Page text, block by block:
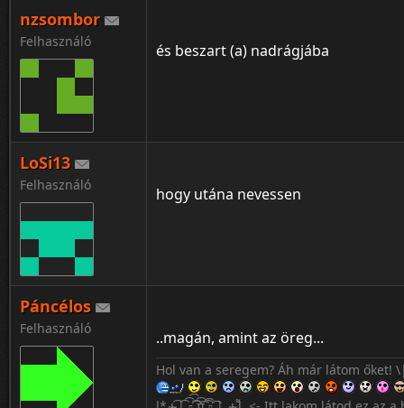
Tudom, hogy honnan jöttem, a múltat
Vagyok ki vagyok, a vérem a
nzsombor
Felhasználó és beszart (a) nadrágjába
LoSi13
Felhasználó hogy utána nevessen
Páncélos
Felhasználó ..magán, amint az öreg...
Hol van a seregem? Áh már látom őket!